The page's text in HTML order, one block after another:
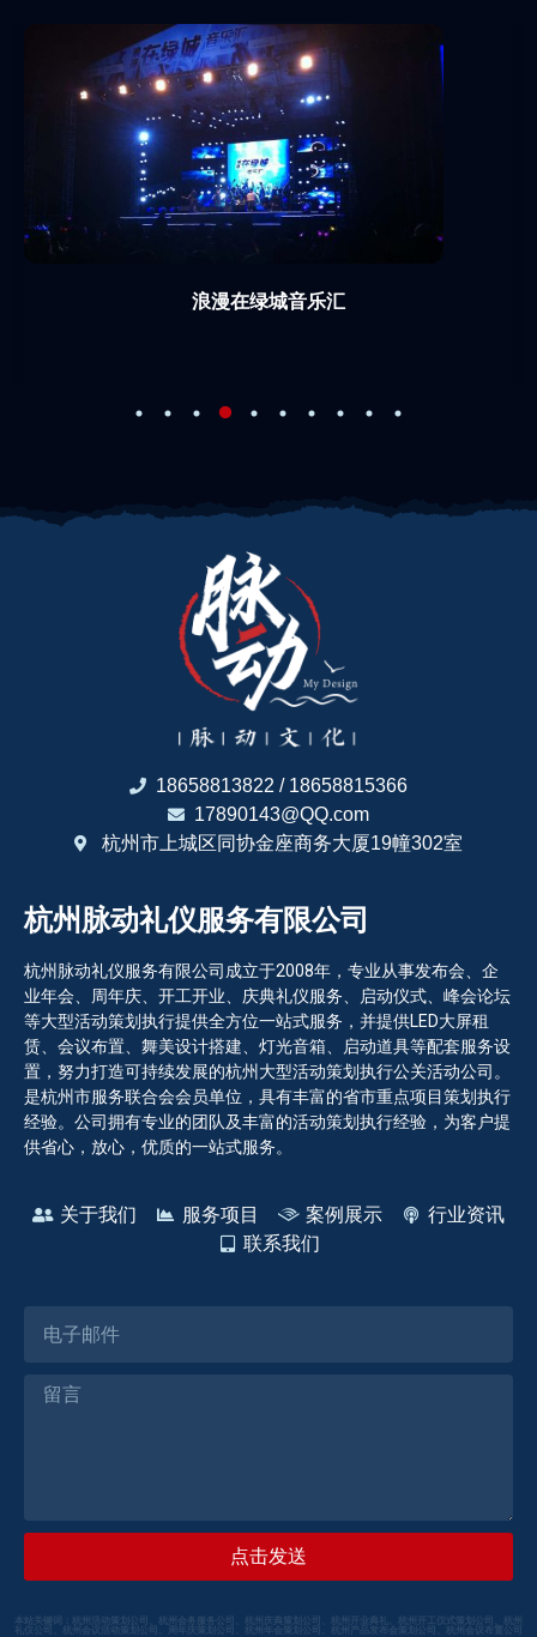
浪漫在绿城音乐汇
18658813822 / 18658815366
17890143@QQ.com
杭州市上城区同协金座商务大厦19幢302室
杭州脉动礼仪服务有限公司
杭州脉动礼仪服务有限公司成立于2008年，专业从事发布会、企
业年会、周年庆、开工开业、庆典礼仪服务、启动仪式、峰会论坛
等大型活动策划执行提供全方位一站式服务，并提供LED大屏租
赁、会议布置、舞美设计搭建、灯光音箱、启动道具等配套服务设
置，努力打造可持续发展的杭州大型活动策划执行公关活动公司。
是杭州市服务联合会会员单位，具有丰富的省市重点项目策划执行
经验。公司拥有专业的团队及丰富的活动策划执行经验，为客户提
供省心，放心，优质的一站式服务。
关于我们 服务项目 案例展示
行业资讯
联系我们
点击发送
本站关键词：杭州活动策划公司、杭州会务服务公司、杭州庆典策划公司、杭州开业典礼、杭州开工仪式策划公司、杭州
礼仪公司、杭州会议活动策划公司、周年庆策划公司、杭州年会策划公司、杭州产品发布会策划公司、杭州会议布置公司